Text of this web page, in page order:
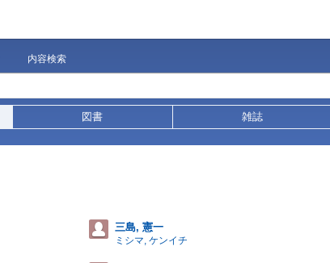
内容検索
図書 雑誌
三島, 憲一
ミシマ, ケンイチ